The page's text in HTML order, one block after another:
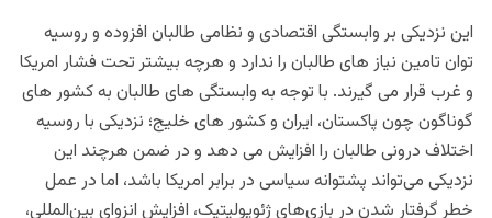
این نزدیکی بر وابستگی اقتصادی و نظامی طالبان افزوده و روسیه
توان تامین نیاز های طالبان را ندارد و هرچه بیشتر تحت فشار امریکا
و غرب قرار می گیرند. با توجه به وابستگی های طالبان به کشور های
گوناگون چون پاکستان، ایران و کشور های خلیج؛ نزدیکی با روسیه
اختلاف درونی طالبان را افزایش می دهد و در ضمن هرچند این
نزدیکی می‌تواند پشتوانه سیاسی در برابر امریکا باشد، اما در عمل
خطر گرفتار شدن در بازی‌های ژئوپولیتیک، افزایش انزوای بین‌المللی،